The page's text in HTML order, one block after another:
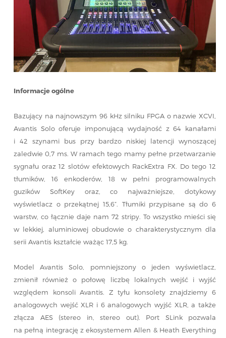
Informacje ogólne
Bazujący na najnowszym 96 kHz silniku FPGA o nazwie XCVI,
Avantis Solo oferuje imponującą wydajność z 64 kanałami
i 42 szynami bus przy bardzo niskiej latencji wynoszącej
zaledwie 0,7 ms. W ramach tego mamy pełne przetwarzanie
sygnału oraz 12 slotów efektowych RackExtra FX. Do tego 12
tłumików, 16 enkoderów, 18 w pełni programowalnych
guzików SoftKey oraz, co najważniejsze, dotykowy
wyświetlacz o przekątnej 15,6”. Tłumiki przypisane są do 6
warstw, co łącznie daje nam 72 stripy. To wszystko mieści się
w lekkiej, aluminiowej obudowie o charakterystycznym dla
serii Avantis kształcie ważąc 17,5 kg.
Model Avantis Solo, pomniejszony o jeden wyświetlacz,
zmienił również o połowę liczbę lokalnych wejść i wyjść
względem konsoli Avantis. Z tyłu konsolety znajdziemy 6
analogowych wejść XLR i 6 analogowych wyjść XLR, a także
złącza AES (stereo in, stereo out). Port SLink pozwala
na pełną integrację z ekosystemem Allen & Heath Everything